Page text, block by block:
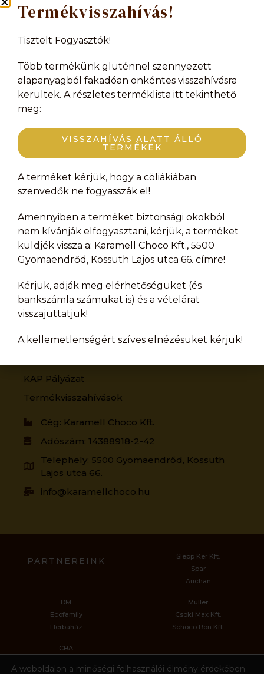
Ananászízű
homoktövises
étcsokiba mártott
Cégünk
Adatvédelmi nyilatkozat
Süti szabályzat
KAP Pályázat
Termékvisszahívások
Cég: Karamell Choco Kft.
Adószám: 14388918-2-42
Telephely: 5500 Gyomaendrőd, Kossuth
Lajos utca 66.
info@karamellchoco.hu
PARTNEREINK
Slepp Ker Kft.
Spar
Auchan
DM
Ecofamily
Herbaház
Müller
Csoki Max Kft.
Schoco Bon Kft.
CBA
A weboldalon a minőségi felhasználói élmény érdekében
Termékvisszahívás!
Tisztelt Fogyasztók!
Több termékünk gluténnel szennyezett
alapanyagból fakadóan önkéntes visszahívásra
kerültek. A részletes terméklista itt tekinthető
meg:
VISSZAHÍVÁS ALATT ÁLLÓ
TERMÉKEK
A terméket kérjük, hogy a cöliákiában
szenvedők ne fogyasszák el!
Amennyiben a terméket biztonsági okokból
nem kívánják elfogyasztani, kérjük, a terméket
küldjék vissza a: Karamell Choco Kft., 5500
Gyomaendrőd, Kossuth Lajos utca 66. címre!
Kérjük, adják meg elérhetőségüket (és
bankszámla számukat is) és a vételárat
visszajuttatjuk!
A kellemetlenségért szíves elnézésüket kérjük!